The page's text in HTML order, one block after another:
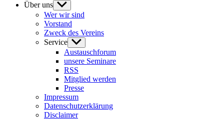
Über uns Untermenü
anzeigen
Wer wir sind
Vorstand
Zweck des Vereins
Service Untermenü
anzeigen
Austauschforum
unsere Seminare
RSS
Mitglied werden
Presse
Impressum
Datenschutzerklärung
Disclaimer